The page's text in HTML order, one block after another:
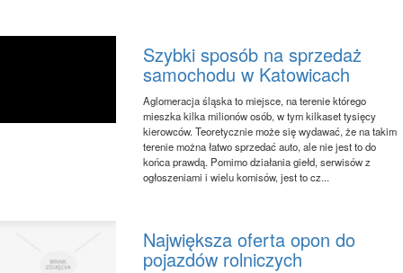
Szybki sposób na sprzedaż
samochodu w Katowicach
Aglomeracja śląska to miejsce, na terenie którego
mieszka kilka milionów osób, w tym kilkaset tysięcy
kierowców. Teoretycznie może się wydawać, że na takim
terenie można łatwo sprzedać auto, ale nie jest to do
końca prawdą. Pomimo działania giełd, serwisów z
ogłoszeniami i wielu komisów, jest to cz...
Największa oferta opon do
pojazdów rolniczych